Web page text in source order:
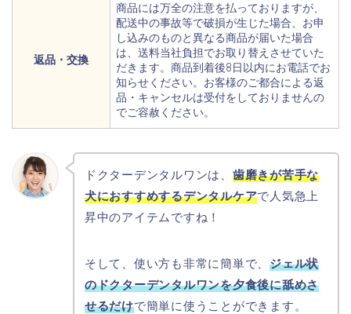
返品・交換
商品には万全の注意を払っておりますが、
配送中の事故等で破損が生じた場合、お申
し込みのものと異なる商品が届いた場合
は、送料当社負担でお取り替えさせていた
だきます。商品到着後8日以内にお電話でお
知らせください。お客様のご都合による返
品・キャンセルは受付をしておりませんの
でご容赦ください。
ドクターデンタルワンは、 歯磨きが苦手な
犬におすすめするデンタルケアで人気急上
昇中のアイテムですね！
そして、使い方も非常に簡単で、ジェル状
のドクターデンタルワンを夕食後に舐めさ
せるだけで簡単に使うことができます。